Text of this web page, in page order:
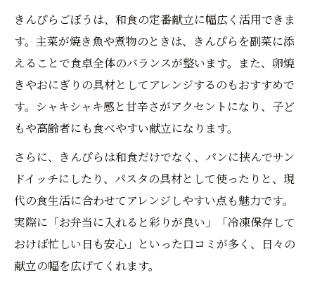
きんぴらごぼうは、和食の定番献立に幅広く活用できま
す。主菜が焼き魚や煮物のときは、きんぴらを副菜に添
えることで食卓全体のバランスが整います。また、卵焼
きやおにぎりの具材としてアレンジするのもおすすめで
す。シャキシャキ感と甘辛さがアクセントになり、子ど
もや高齢者にも食べやすい献立になります。
さらに、きんぴらは和食だけでなく、パンに挟んでサン
ドイッチにしたり、パスタの具材として使ったりと、現
代の食生活に合わせてアレンジしやすい点も魅力です。
実際に「お弁当に入れると彩りが良い」「冷凍保存して
おけば忙しい日も安心」といった口コミが多く、日々の
献立の幅を広げてくれます。